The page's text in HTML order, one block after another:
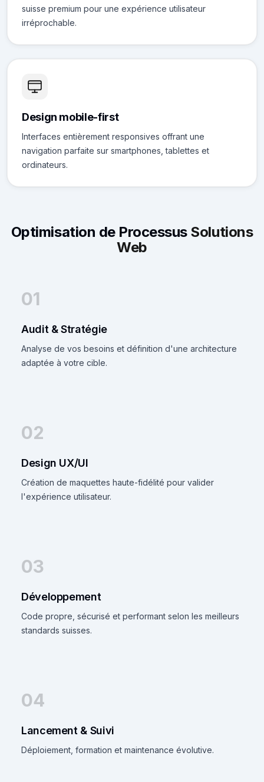
suisse premium pour une expérience utilisateur
irréprochable.
Design mobile-first
Interfaces entièrement responsives offrant une
navigation parfaite sur smartphones, tablettes et
ordinateurs.
Optimisation de Processus Solutions
Web
01
Audit & Stratégie
Analyse de vos besoins et définition d'une architecture
adaptée à votre cible.
02
Design UX/UI
Création de maquettes haute-fidélité pour valider
l'expérience utilisateur.
03
Développement
Code propre, sécurisé et performant selon les meilleurs
standards suisses.
04
Lancement & Suivi
Déploiement, formation et maintenance évolutive.